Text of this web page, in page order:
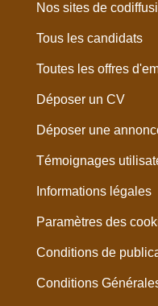
Nos sites de
Tous les candidats
Toutes les offres
Déposer un CV
Déposer une
Témoignages
Informations légales
Paramètres des
Conditions de
Conditions